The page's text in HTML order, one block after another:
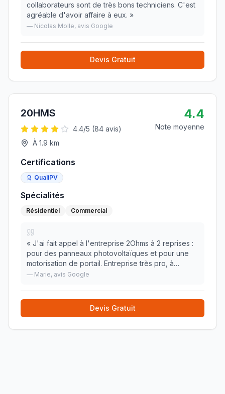
collaborateurs sont de très bons techniciens. C'est
agréable d'avoir affaire à eux. »
— Nicolas Molle, avis Google
Devis Gratuit
20HMS
4.4/5 (84 avis)
À 1.9 km
4.4
Note moyenne
Certifications
QualiPV
Spécialités
Résidentiel Commercial
« J'ai fait appel à l'entreprise 2Ohms à 2 reprises :
pour des panneaux photovoltaïques et pour une
motorisation de portail. Entreprise très pro, à
l'écoute, sympathique Je recommande
— Marie, avis Google
Devis Gratuit